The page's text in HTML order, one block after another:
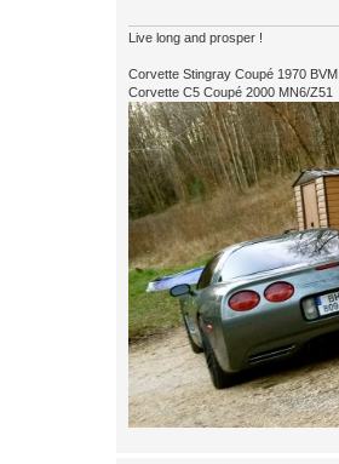
Live long and prosper !
Corvette Stingray Coupé 1970 BVM
Corvette C5 Coupé 2000 MN6/Z51